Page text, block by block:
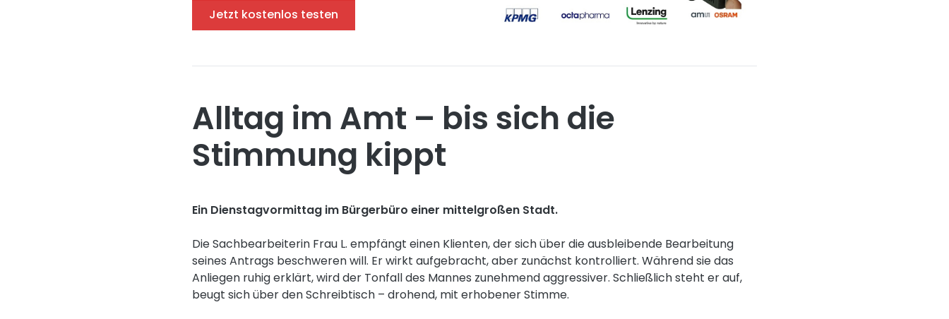
Jetzt kostenlos testen
Alltag im Amt – bis sich die
Stimmung kippt
Ein Dienstagvormittag im Bürgerbüro einer mittelgroßen Stadt.
Die Sachbearbeiterin Frau L. empfängt einen Klienten, der sich über die ausbleibende Bearbeitung
seines Antrags beschweren will. Er wirkt aufgebracht, aber zunächst kontrolliert. Während sie das
Anliegen ruhig erklärt, wird der Tonfall des Mannes zunehmend aggressiver. Schließlich steht er auf,
beugt sich über den Schreibtisch – drohend, mit erhobener Stimme.